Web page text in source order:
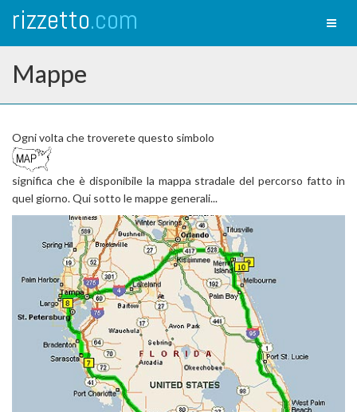
rizzetto.com
Mappe
Ogni volta che troverete questo simbolo
significa che è disponibile la mappa stradale del percorso fatto in
quel giorno. Qui sotto le mappe generali...